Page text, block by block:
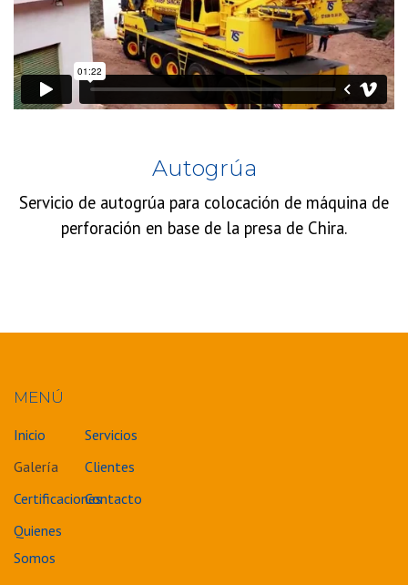
Autogrúa
Servicio de autogrúa para colocación de máquina de
perforación en base de la presa de Chira.
MENÚ
Inicio
Servicios
Galería
Clientes
CertificacionesContacto
Quienes
Somos